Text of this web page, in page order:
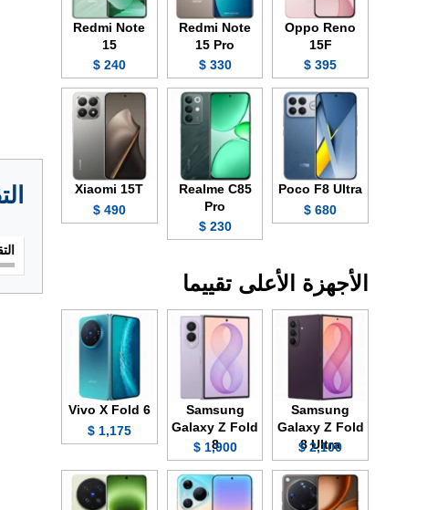
Oppo Reno
15F
395 $
Redmi Note
15 Pro
330 $
Redmi Note
15
240 $
Poco F8 Ultra
680 $
Realme C85
Pro
230 $
Xiaomi 15T
490 $
الأجهزة الأعلى تقييما
Samsung
Galaxy Z Fold
8 Ultra
2,100 $
Samsung
Galaxy Z Fold
8
1,900 $
Vivo X Fold 6
1,175 $